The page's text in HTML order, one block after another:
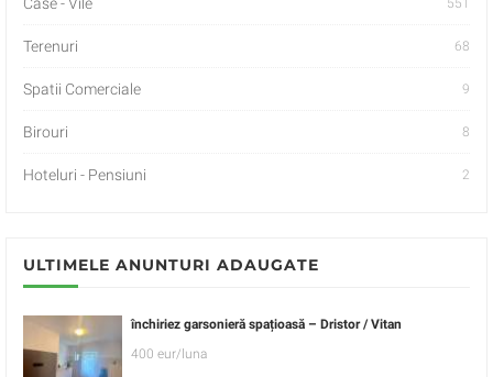
551
Terenuri 68
Spatii Comerciale 9
Birouri 8
Hoteluri - Pensiuni 2
ULTIMELE ANUNTURI ADAUGATE
închiriez garsonieră spațioasă – Dristor / Vitan
400 eur/luna